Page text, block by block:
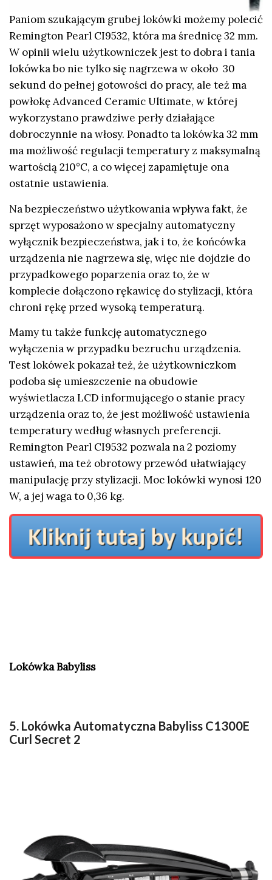
Paniom szukającym grubej lokówki możemy polecić
Remington Pearl CI9532, która ma średnicę 32 mm.
W opinii wielu użytkowniczek jest to dobra i tania
lokówka bo nie tylko się nagrzewa w około 30
sekund do pełnej gotowości do pracy, ale też ma
powłokę Advanced Ceramic Ultimate, w której
wykorzystano prawdziwe perły działające
dobroczynnie na włosy. Ponadto ta lokówka 32 mm
ma możliwość regulacji temperatury z maksymalną
wartością 210°C, a co więcej zapamiętuje ona
ostatnie ustawienia.
Na bezpieczeństwo użytkowania wpływa fakt, że
sprzęt wyposażono w specjalny automatyczny
wyłącznik bezpieczeństwa, jak i to, że końcówka
urządzenia nie nagrzewa się, więc nie dojdzie do
przypadkowego poparzenia oraz to, że w
komplecie dołączono rękawicę do stylizacji, która
chroni rękę przed wysoką temperaturą.
Mamy tu także funkcję automatycznego
wyłączenia w przypadku bezruchu urządzenia.
Test lokówek pokazał też, że użytkowniczkom
podoba się umieszczenie na obudowie
wyświetlacza LCD informującego o stanie pracy
urządzenia oraz to, że jest możliwość ustawienia
temperatury według własnych preferencji.
Remington Pearl CI9532 pozwala na 2 poziomy
ustawień, ma też obrotowy przewód ułatwiający
manipulację przy stylizacji. Moc lokówki wynosi 120
W, a jej waga to 0,36 kg.
Lokówka Babyliss
5. Lokówka Automatyczna Babyliss C1300E
Curl Secret 2